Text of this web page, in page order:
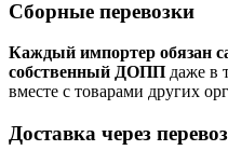
Сборные перевозки
Каждый импортер обязан
собственный ДОПП даже в
вместе с товарами других
Доставка через